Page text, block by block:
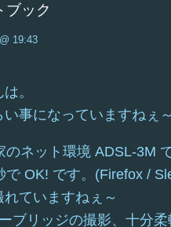
ブック
19:43
。
事になっていますねぇ～
のネット環境 ADSL-3M
で OK! です。(Firefox /
ていますねぇ～
ブリッジの撮影、十分